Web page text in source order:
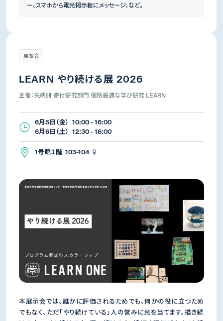
ー、スマホから電光掲示板にメッセージ、など。
展覧会
LEARN やり続ける展 2026
主催：先端研 寄付研究部門 個別最適な学び研究 LEARN
6月5日（金） 10:00 - 16:00
6月6日（土） 12:30 - 16:00
1号館１階 103-104
本展示会では、誰かに評価されるためでも、何かの役に立つため
でもなく、ただ「やり続けている」人の営みに光を当てます。描き続